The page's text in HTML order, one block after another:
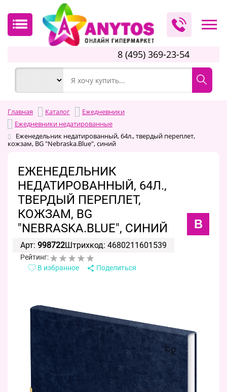
8 (495) 369-23-54
Главная Каталог
Ежедневники
Ежедневники недатированные
Еженедельник недатированный, 64л., твердый переплет,
кожзам, BG "Nebraska.Blue", синий
ЕЖЕНЕДЕЛЬНИК
НЕДАТИРОВАННЫЙ, 64Л.,
ТВЕРДЫЙ ПЕРЕПЛЕТ,
КОЖЗАМ, BG
"NEBRASKA.BLUE", СИНИЙ
B
Арт: 998722Штрихкод: 4680211601539
Рейтинг:
В избранное
Поделиться